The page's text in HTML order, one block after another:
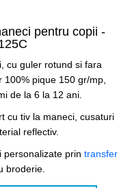
pentru copii -
cu guler rotund si fara
pique 150 gr/mp,
de la 6 la 12 ani.
cu tiv la maneci, cusaturi
reflectiv.
personalizate prin transfer
broderie.